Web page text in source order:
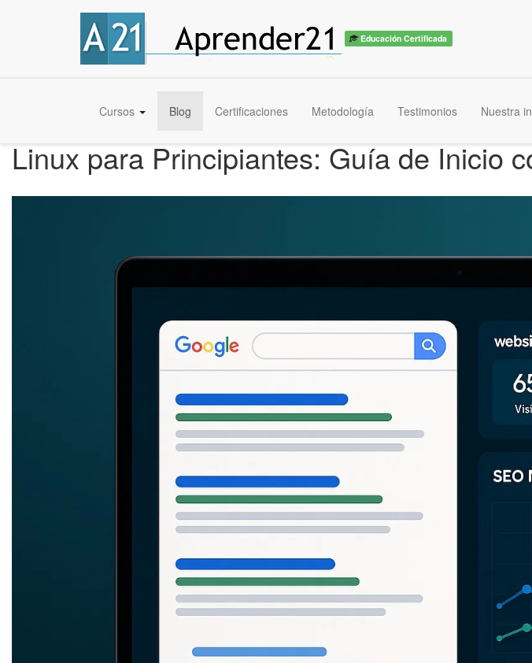
Educación Certificada
Cursos Blog Certificaciones Metodología Testimonios Nuestra
Linux para Principiantes: Guía de Inicio